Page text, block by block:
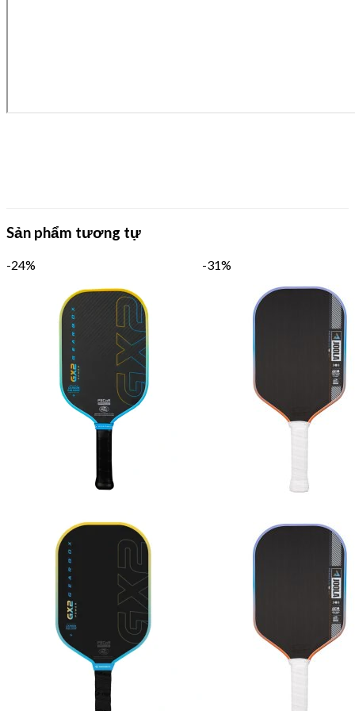
Sản phẩm tương tự
-24% -31%